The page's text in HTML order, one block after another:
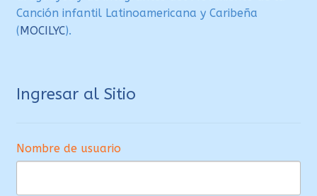
Canción infantil Latinoamericana y Caribeña
( MOCILYC).
Ingresar al Sitio
Nombre de usuario